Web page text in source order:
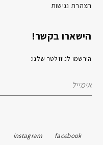
הצהרת נגישות
הישארו בקשר!
הירשמו לניוזלטר שלנו:
facebook
instagram